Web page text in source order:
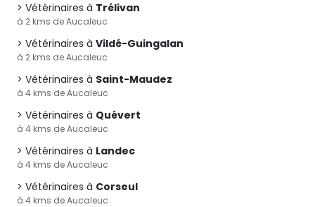
Vétérinaires à Trélivan
à 2 kms de Aucaleuc
Vétérinaires à Vildé-Guingalan
à 2 kms de Aucaleuc
Vétérinaires à Saint-Maudez
à 4 kms de Aucaleuc
Vétérinaires à Quévert
à 4 kms de Aucaleuc
Vétérinaires à Landec
à 4 kms de Aucaleuc
Vétérinaires à Corseul
à 4 kms de Aucaleuc